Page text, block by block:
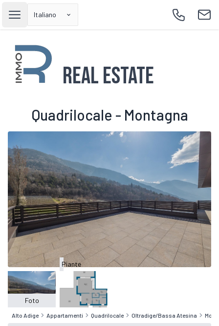
Open main menu
Italiano
Call
Real Estate
Quadrilocale - Montagna
Foto
Piante
Alto Adige Appartamenti Quadrilocale Oltradige/Bassa Atesina